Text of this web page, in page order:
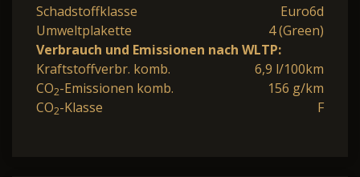
Schadstoffklasse
Euro6d
Umweltplakette
4 (Green)
Verbrauch und Emissionen nach WLTP:
Kraftstoffverbr. komb.
6,9 l/100km
CO2-Emissionen komb.
156 g/km
CO2-Klasse F